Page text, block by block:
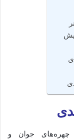
چهره‌های جوان و